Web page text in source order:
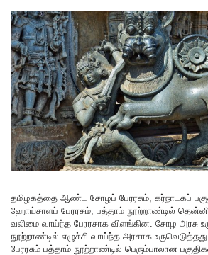
தமிழகத்தை ஆண்ட சோழப் பேரரசும், கர்நாடகப்
ஹோய்சாளப் பேரரசும், பத்தாம் நூற்றாண்டில்
வலிமை வாய்ந்த பேரரசாக விளங்கின. சோழ அரசு
நூற்றாண்டில் எழுச்சி வாய்ந்த அரசாக
பேரரசும் பத்தாம் நூற்றாண்டில் பெரும்பாலான